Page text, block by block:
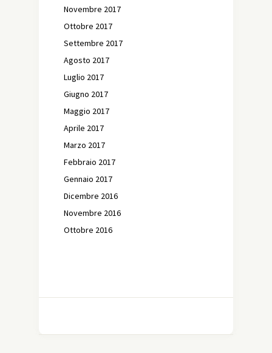
Novembre 2017
Ottobre 2017
Settembre 2017
Agosto 2017
Luglio 2017
Giugno 2017
Maggio 2017
Aprile 2017
Marzo 2017
Febbraio 2017
Gennaio 2017
Dicembre 2016
Novembre 2016
Ottobre 2016